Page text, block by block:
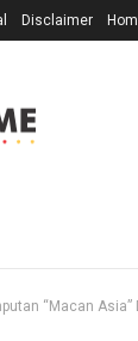
Disclaimer
“Macan